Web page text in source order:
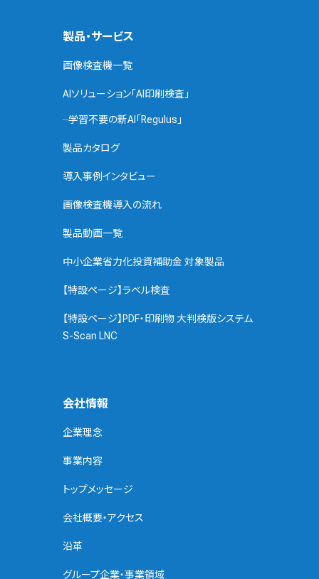
製品・サービス
画像検査機一覧
AIソリューション「AI印刷検査」
学習不要の新AI「Regulus」
製品カタログ
導入事例インタビュー
画像検査機導入の流れ
製品動画一覧
中小企業省力化投資補助金 対象製品
【特設ページ】ラベル検査
【特設ページ】PDF・印刷物 大判検版システム
S-Scan LNC
会社情報
企業理念
事業内容
トップメッセージ
会社概要・アクセス
沿革
グループ企業・事業領域